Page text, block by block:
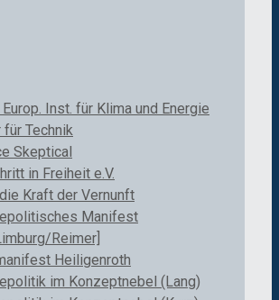
Inst. für Klima und Energie
für Technik
Skeptical
in Freiheit e.V.
Kraft der Vernunft
Manifest
Reimer]
Heiligenroth
im Konzeptnebel (Lang)